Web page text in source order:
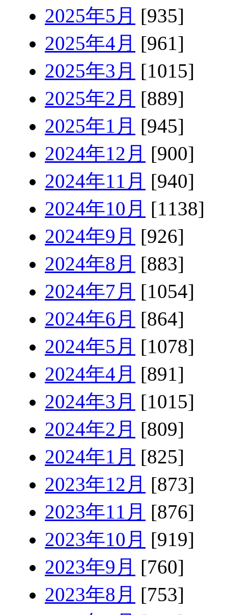
2025年5月 [935]
2025年4月 [961]
2025年3月 [1015]
2025年2月 [889]
2025年1月 [945]
2024年12月 [900]
2024年11月 [940]
2024年10月 [1138]
2024年9月 [926]
2024年8月 [883]
2024年7月 [1054]
2024年6月 [864]
2024年5月 [1078]
2024年4月 [891]
2024年3月 [1015]
2024年2月 [809]
2024年1月 [825]
2023年12月 [873]
2023年11月 [876]
2023年10月 [919]
2023年9月 [760]
2023年8月 [753]